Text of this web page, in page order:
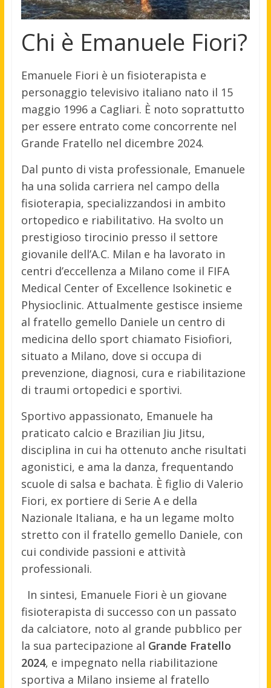
Chi è Emanuele Fiori?
Emanuele Fiori è un fisioterapista e
personaggio televisivo italiano nato il 15
maggio 1996 a Cagliari. È noto soprattutto
per essere entrato come concorrente nel
Grande Fratello nel dicembre 2024.
Dal punto di vista professionale, Emanuele
ha una solida carriera nel campo della
fisioterapia, specializzandosi in ambito
ortopedico e riabilitativo. Ha svolto un
prestigioso tirocinio presso il settore
giovanile dell’A.C. Milan e ha lavorato in
centri d’eccellenza a Milano come il FIFA
Medical Center of Excellence Isokinetic e
Physioclinic. Attualmente gestisce insieme
al fratello gemello Daniele un centro di
medicina dello sport chiamato Fisiofiori,
situato a Milano, dove si occupa di
prevenzione, diagnosi, cura e riabilitazione
di traumi ortopedici e sportivi.
Sportivo appassionato, Emanuele ha
praticato calcio e Brazilian Jiu Jitsu,
disciplina in cui ha ottenuto anche risultati
agonistici, e ama la danza, frequentando
scuole di salsa e bachata. È figlio di Valerio
Fiori, ex portiere di Serie A e della
Nazionale Italiana, e ha un legame molto
stretto con il fratello gemello Daniele, con
cui condivide passioni e attività
professionali.
In sintesi, Emanuele Fiori è un giovane
fisioterapista di successo con un passato
da calciatore, noto al grande pubblico per
la sua partecipazione al Grande Fratello
2024, e impegnato nella riabilitazione
sportiva a Milano insieme al fratello